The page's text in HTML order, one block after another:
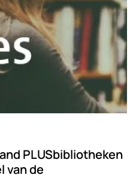
PLUSbibliotheken
van de